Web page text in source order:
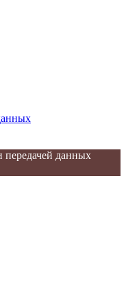
передачей данных